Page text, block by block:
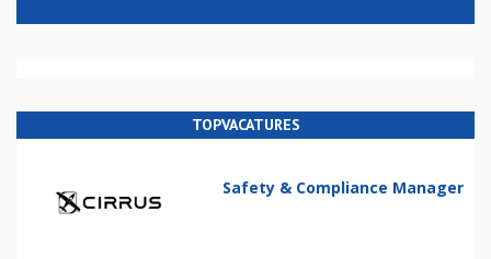
TOPVACATURES
Safety & Compliance Manager